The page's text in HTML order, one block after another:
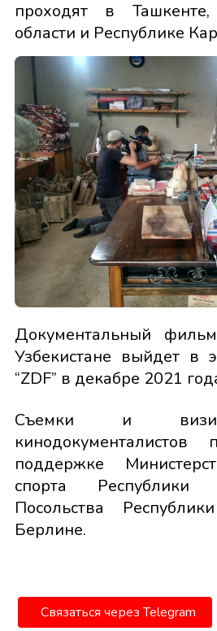
проходят в Ташкенте,
области и Республике
Документальный
Узбекистане выйдет в
“ZDF” в декабре 2021
Съемки и
кинодокументалистов
поддержке
спорта Республики
Посольства
Берлине.
Связаться через Telegram